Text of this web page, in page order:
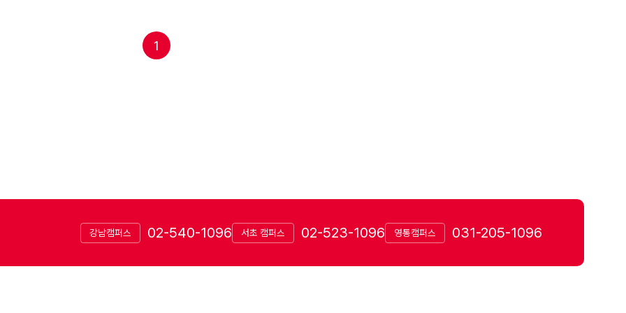
1
강남캠퍼스 02-540-1096 서초 캠퍼스 02-523-1096 영통캠퍼스 031-205-1096